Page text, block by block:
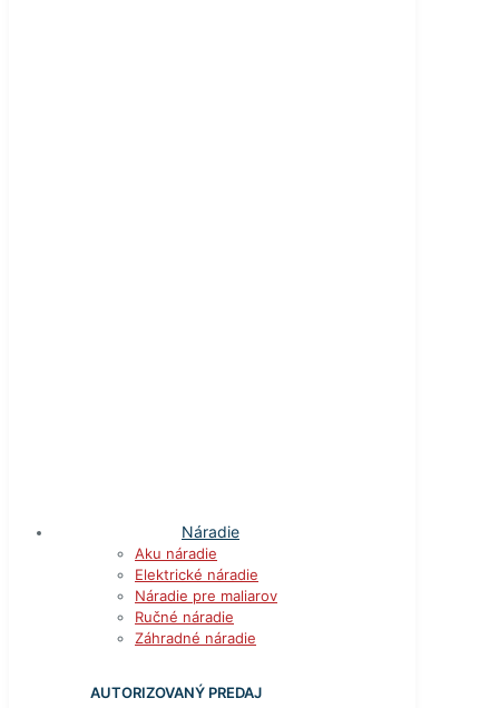
Náradie
Aku náradie
Elektrické náradie
Náradie pre maliarov
Ručné náradie
Záhradné náradie
AUTORIZOVANÝ PREDAJ